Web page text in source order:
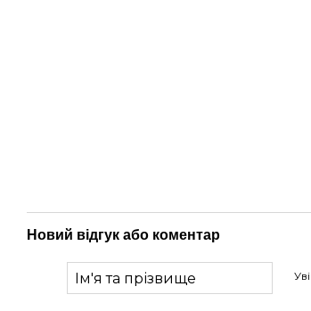
Новий відгук або коментар